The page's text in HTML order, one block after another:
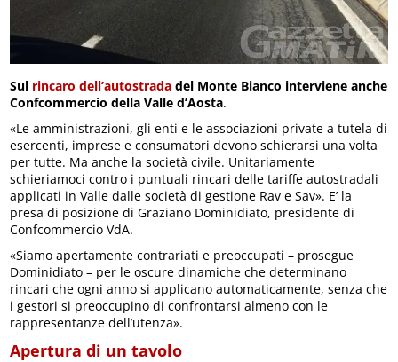
Sul rincaro dell’autostrada del Monte Bianco interviene anche
Confcommercio della Valle d’Aosta.
«Le amministrazioni, gli enti e le associazioni private a tutela di
esercenti, imprese e consumatori devono schierarsi una volta
per tutte. Ma anche la società civile. Unitariamente
schieriamoci contro i puntuali rincari delle tariffe autostradali
applicati in Valle dalle società di gestione Rav e Sav». E’ la
presa di posizione di Graziano Dominidiato, presidente di
Confcommercio VdA.
«Siamo apertamente contrariati e preoccupati – prosegue
Dominidiato – per le oscure dinamiche che determinano
rincari che ogni anno si applicano automaticamente, senza che
i gestori si preoccupino di confrontarsi almeno con le
rappresentanze dell’utenza».
Apertura di un tavolo